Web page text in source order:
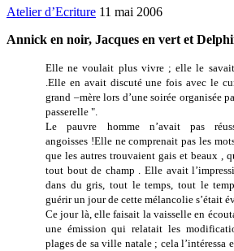
Atelier d’Ecriture 11 mai 2006
Annick en noir, Jacques en vert et
Elle ne voulait plus vivre ; elle le
.Elle en avait discuté une fois avec le
grand –mère lors d’une soirée organisée
passerelle ".
Le pauvre homme n’avait pas
angoisses !Elle ne comprenait pas les
que les autres trouvaient gais et beaux ,
tout bout de champ . Elle avait
dans du gris, tout le temps, tout le
guérir un jour de cette mélancolie s’était
Ce jour là, elle faisait la vaisselle en
une émission qui relatait les
plages de sa ville natale ; cela l’intéressa